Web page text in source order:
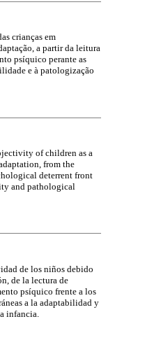
crianças em
a partir da leitura
psíquico perante as
e à patologização
of children as a
from the
deterrent front
and pathological
de los niños debido
de la lectura de
psíquico frente a los
a la adaptabilidad y
infancia.